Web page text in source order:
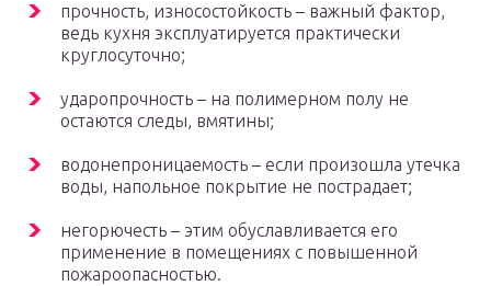
прочность, износостойкость – важный фактор,
ведь кухня эксплуатируется практически
круглосуточно;
ударопрочность – на полимерном полу не
остаются следы, вмятины;
водонепроницаемость – если произошла утечка
воды, напольное покрытие не пострадает;
негорючесть – этим обуславливается его
применение в помещениях с повышенной
пожароопасностью.